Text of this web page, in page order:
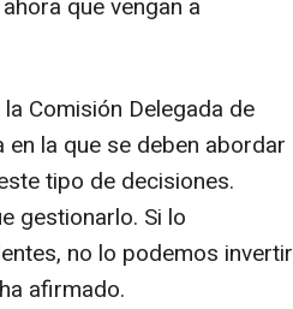
que vengan a
Comisión Delegada de
la que se deben abordar
tipo de decisiones.
gestionarlo. Si lo
no lo podemos invertir
afirmado.